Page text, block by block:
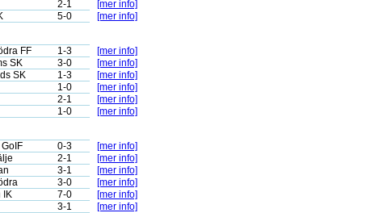
2-1
[mer info]
5-0 [mer info]
FF 1-3
[mer info]
SK 3-0
[mer info]
SK 1-3
[mer info]
1-0
[mer info]
2-1
[mer info]
1-0 [mer info]
0-3
[mer info]
2-1
[mer info]
3-1
[mer info]
3-0
[mer info]
IK 7-0
[mer info]
3-1 [mer info]